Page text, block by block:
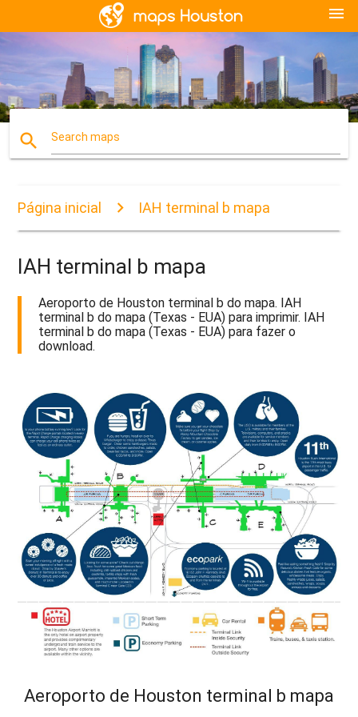
menu
search Search maps
Página inicial IAH terminal b mapa
IAH terminal b mapa
Aeroporto de Houston terminal b do mapa. IAH
terminal b do mapa (Texas - EUA) para imprimir. IAH
terminal b do mapa (Texas - EUA) para fazer o
download.
Aeroporto de Houston terminal b mapa